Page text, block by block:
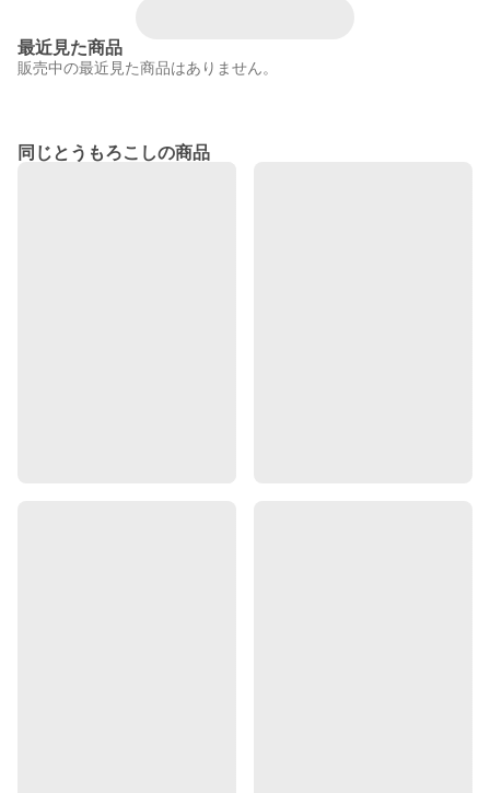
最近見た商品
販売中の最近見た商品はありません。
同じとうもろこしの商品